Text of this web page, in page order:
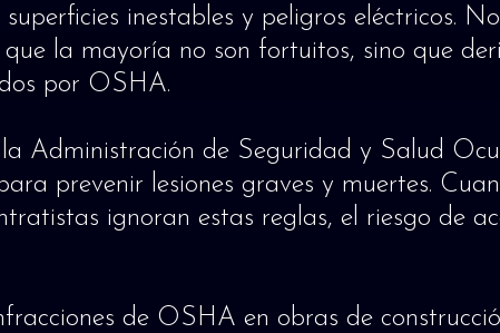
inestables y peligros eléctricos.
la mayoría no son fortuitos, sino que
por OSHA.
la Administración de Seguridad y Salud
prevenir lesiones graves y muertes.
ignoran estas reglas, el riesgo de
de OSHA en obras de